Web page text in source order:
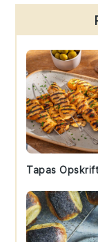
Sidebar
Tapas